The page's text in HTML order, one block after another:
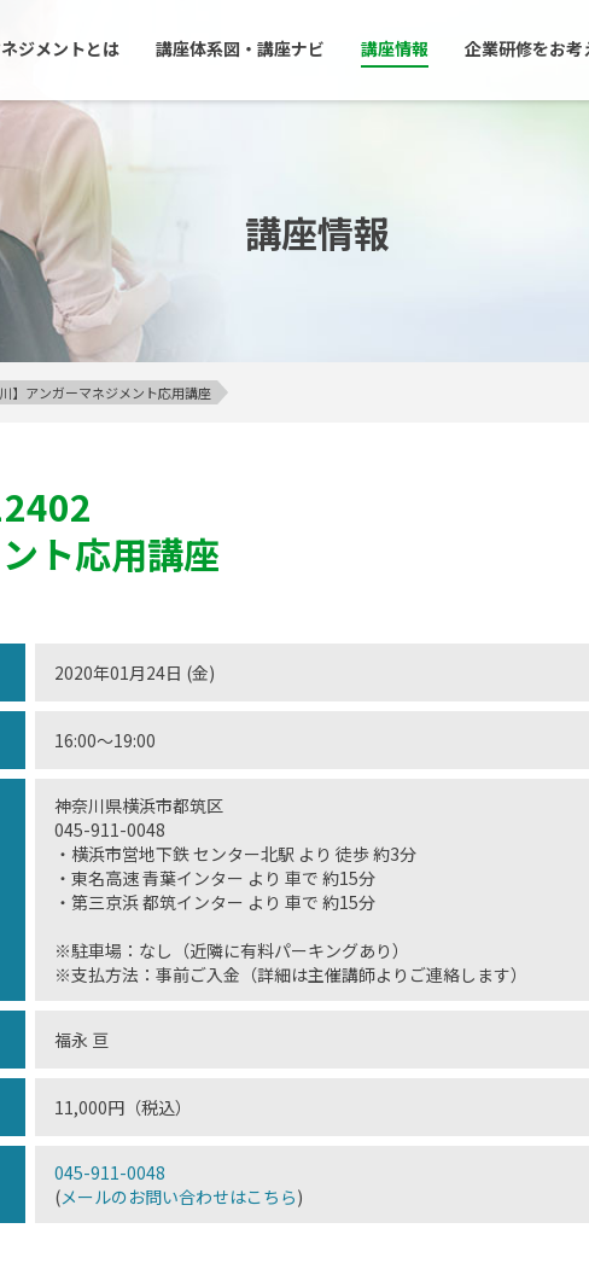
ジメントとは 講座体系図・講座ナビ 講座情報 企業研修をお考
講座情報
】アンガーマネジメント応用講座
ト応用講座
2020年01月24日 (金)
16:00〜19:00
神奈川県横浜市都筑区
045-911-0048
・横浜市営地下鉄 センター北駅 より 徒歩 約3分
・東名高速 青葉インター より 車で 約15分
・第三京浜 都筑インター より 車で 約15分
※駐車場：なし（近隣に有料パーキングあり）
※支払方法：事前ご入金（詳細は主催講師よりご連絡します）
福永 亘
11,000円（税込）
045-911-0048
(メールのお問い合わせはこちら)